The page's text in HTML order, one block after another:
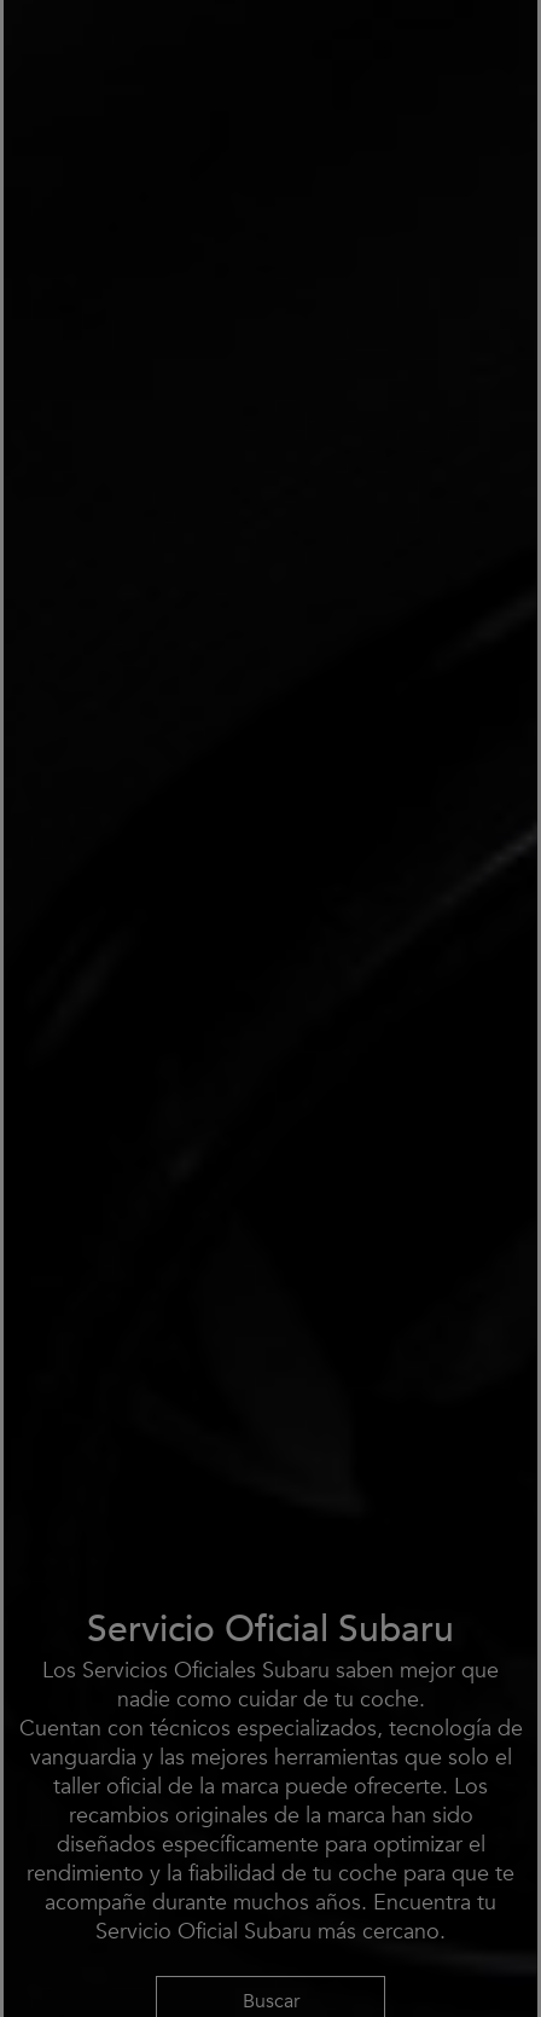
Servicio Oficial Subaru
Los Servicios Oficiales Subaru saben mejor que
nadie como cuidar de tu coche.
Cuentan con técnicos especializados, tecnología de
vanguardia y las mejores herramientas que solo el
taller oficial de la marca puede ofrecerte. Los
recambios originales de la marca han sido
diseñados específicamente para optimizar el
rendimiento y la fiabilidad de tu coche para que te
acompañe durante muchos años. Encuentra tu
Servicio Oficial Subaru más cercano.
Buscar